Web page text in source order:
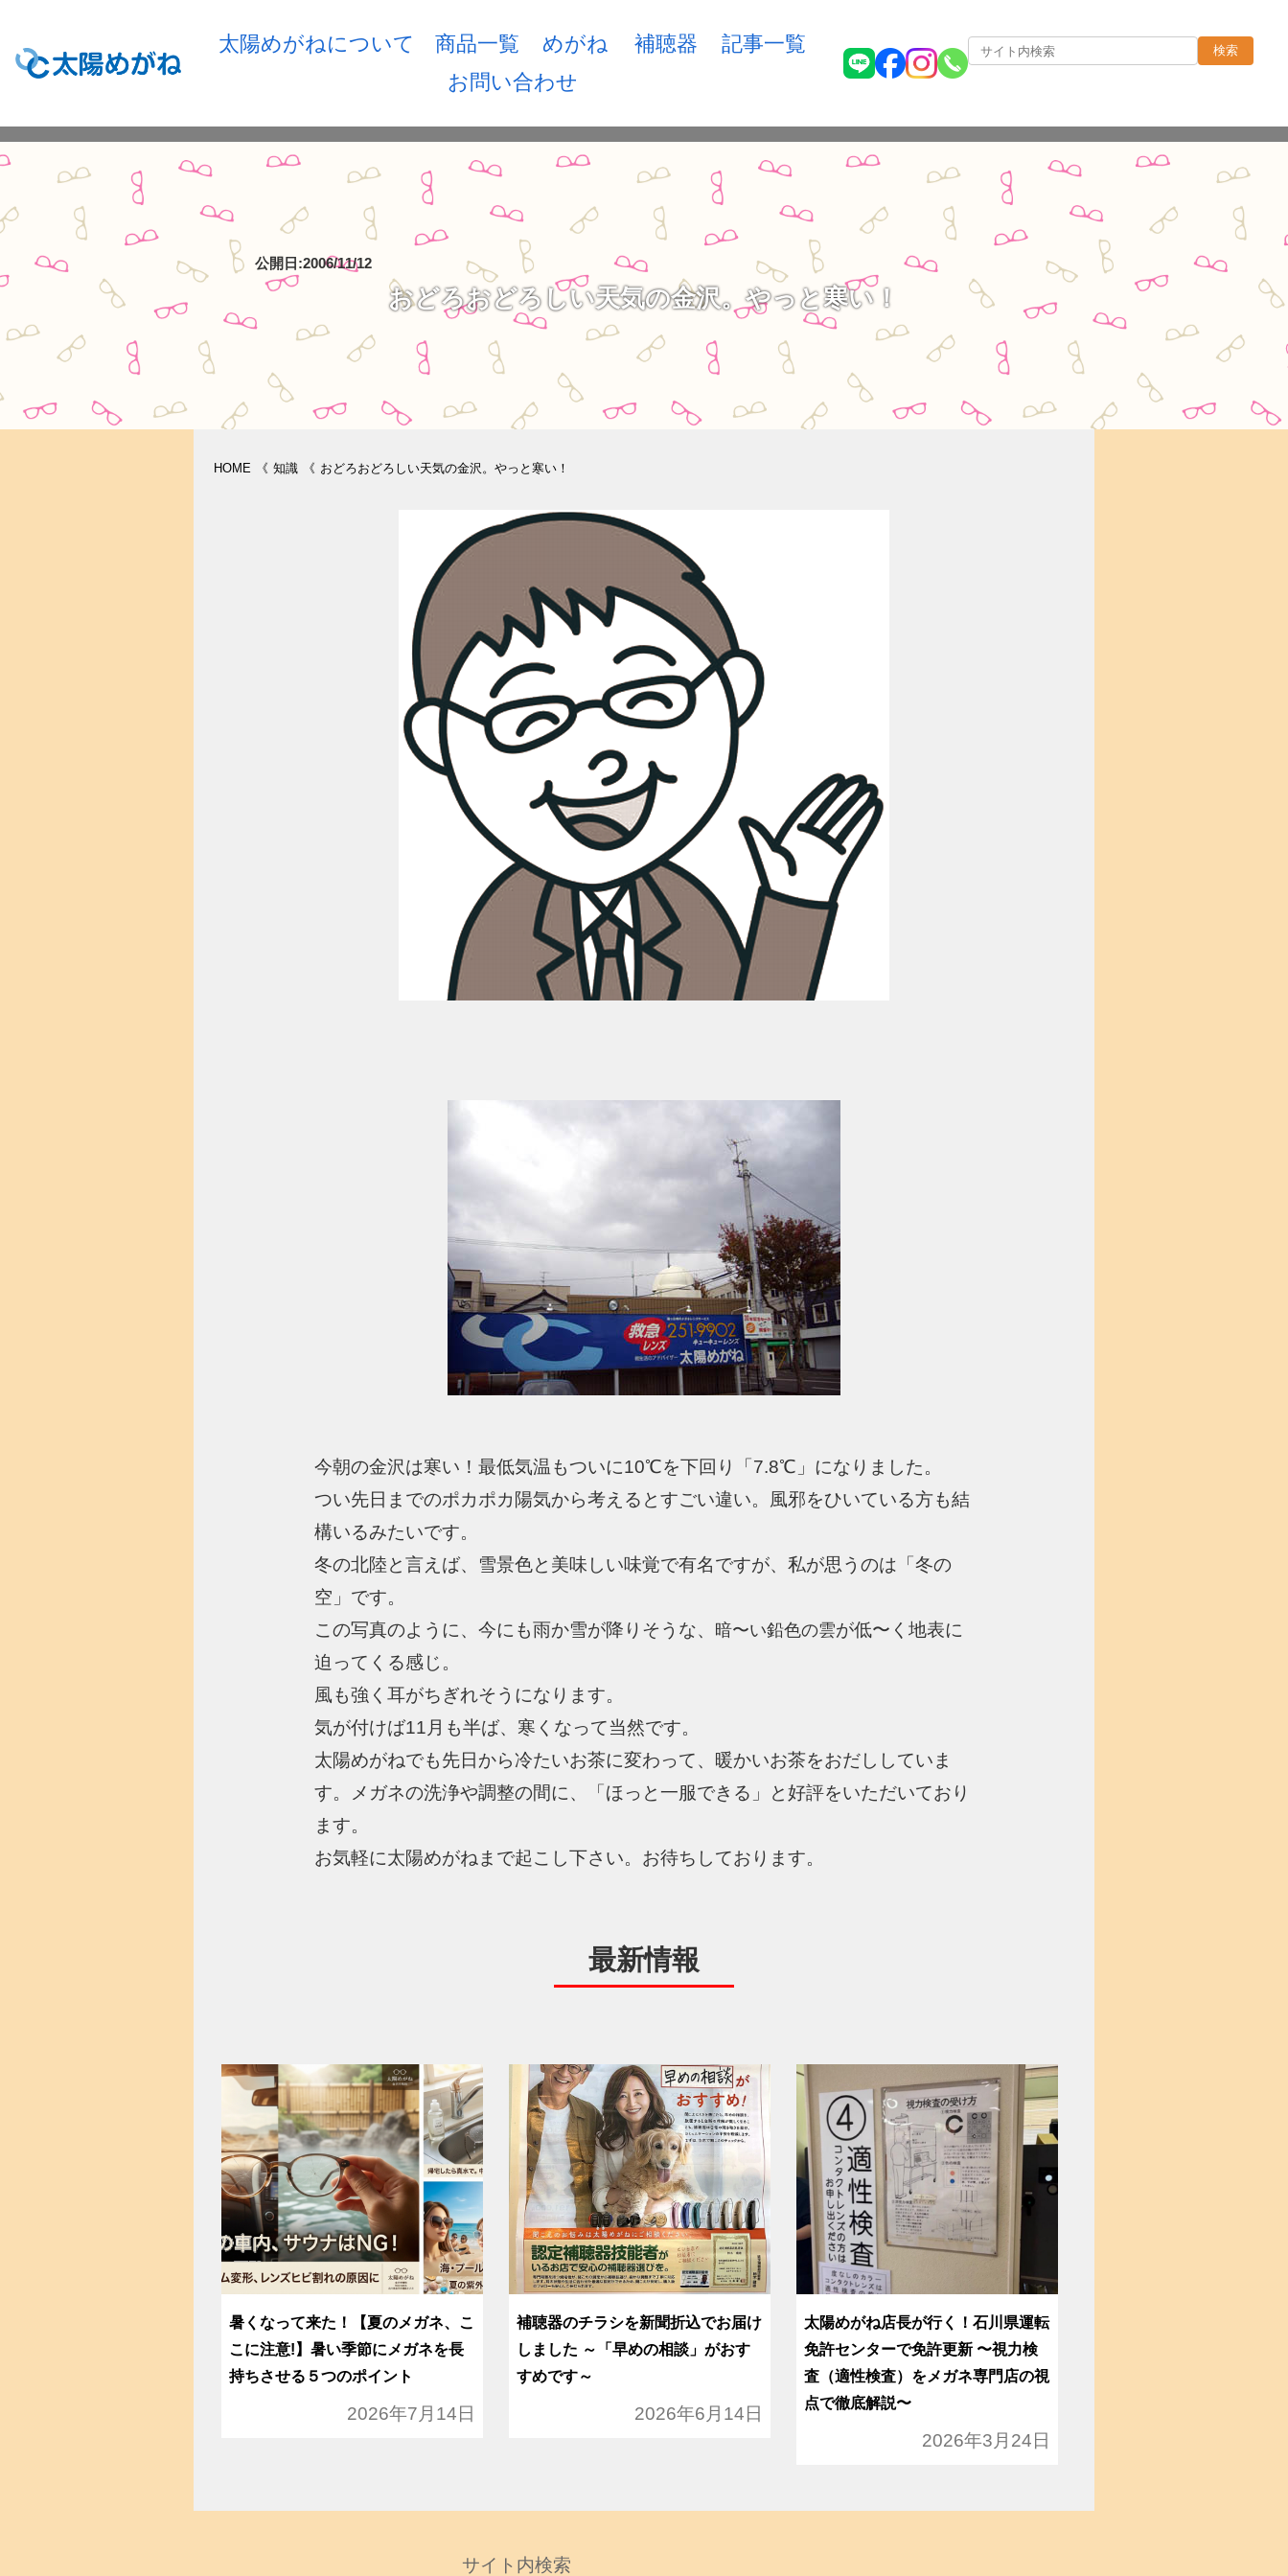
太陽めがねについて 商品一覧 めがね 補聴器
記事一覧
お問い合わせ
検索
公開日:2006/11/12
おどろおどろしい天気の金沢。やっと寒い！
HOME 《 知識 《 おどろおどろしい天気の金沢。やっと寒い！
今朝の金沢は寒い！最低気温もついに10℃を下回り「7.8℃」になりました。
つい先日までのポカポカ陽気から考えるとすごい違い。風邪をひいている方も結
構いるみたいです。
冬の北陸と言えば、雪景色と美味しい味覚で有名ですが、私が思うのは「冬の
空」です。
この写真のように、今にも雨か雪が降りそうな、 暗〜い鉛色の雲が低〜く地表に
迫ってくる感じ。
風も強く耳がちぎれそうになります。
気が付けば11月も半ば、寒くなって当然です。
太陽めがねでも先日から冷たいお茶に変わって、暖かいお茶をおだししていま
す。メガネの洗浄や調整の間に、「ほっと一服できる」と好評をいただいており
ます。
お気軽に太陽めがねまで起こし下さい。お待ちしております。
最新情報
暑くなって来た！【夏のメガネ、こ
こに注意!】暑い季節にメガネを長
持ちさせる５つのポイント
2026年7月14日
補聴器のチラシを新聞折込でお届け
しました ～「早めの相談」がおす
すめです～
2026年6月14日
太陽めがね店長が行く！石川県運転
免許センターで免許更新 〜視力検
査（適性検査）をメガネ専門店の視
点で徹底解説〜
2026年3月24日
サイト内検索